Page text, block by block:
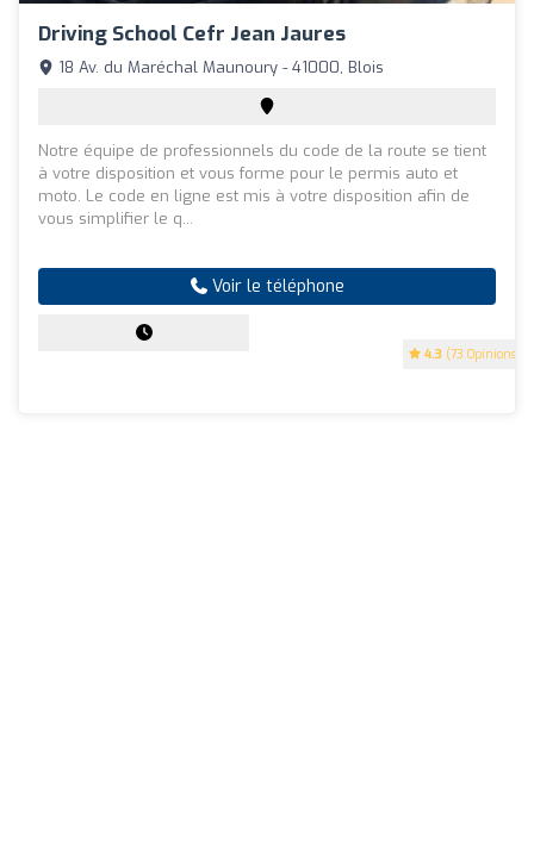
Driving School Cefr Jean Jaures
4.3 (73 Opinions)
18 Av. du Maréchal Maunoury - 41000, Blois
Notre équipe de professionnels du code de la route se tient
à votre disposition et vous forme pour le permis auto et
moto. Le code en ligne est mis à votre disposition afin de
vous simplifier le q...
Voir le téléphone